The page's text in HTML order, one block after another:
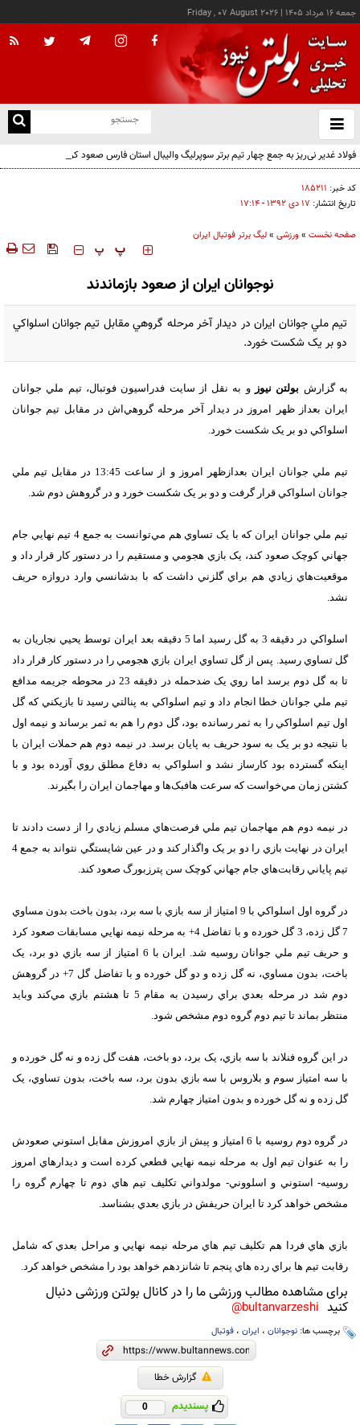
جمعه ۱۶ مرداد ۱۴۰۵ |
Friday , 07 August 2026
باز
و
فولاد غدیر نی‌ریز به جمع چهار تیم برتر سوپرلیگ والیبال استان فارس صعود کرد
کد خبر: ۱۸۵۲۱۱
تاریخ انتشار: ۱۷ دی ۱۳۹۲ - ۱۷:۱۴
صفحه نخست »ورزشی »لیگ برتر فوتبال ایران
‍‍‍ پ پ
نوجوانان ايران از صعود بازماندند
تيم ملي جوانان ايران در ديدار آخر مرحله گروهي مقابل تيم جوانان اسلواکي
دو بر يک شکست خورد.
به گزارش بولتن نیوز و به نقل از سايت فدراسيون فوتبال، تيم ملي جوانان
ايران بعداز ظهر امروز در ديدار آخر مرحله گروهي‌اش در مقابل تيم جوانان
اسلواکي دو بر يک شکست خورد.
تيم ملي جوانان ايران بعدازظهر امروز و از ساعت 13:45 در مقابل تيم ملي
جوانان اسلواکي قرار گرفت و دو بر يک شکست خورد و در گروهش دوم شد.
تيم ملي جوانان ايران که با يک تساوي هم مي‌توانست به جمع 4 تيم نهايي جام
جهاني کوچک صعود کند، يک بازي هجومي و مستقيم را در دستور کار قرار داد و
موقعيت‌هاي زيادي هم براي گلزني داشت که با بدشانسي وارد دروازه حريف
نشد.
اسلواکي در دقيقه 3 به گل رسيد اما 5 دقيقه بعد ايران توسط يحيي نجاريان به
گل تساوي رسيد. پس از گل تساوي ايران بازي هجومي را در دستور کار قرار داد
تا به گل دوم برسد اما روي يک ضدحمله در دقيقه 23 در محوطه جريمه مدافع
تيم ملي جوانان خطا انجام داد و تيم اسلواکي به پنالتي رسيد تا بازيکني که گل
اول تيم اسلواکي را به ثمر رسانده بود، گل دوم را هم به ثمر برساند و نيمه اول
با نتيجه دو بر يک به سود حريف به پايان برسد. در نيمه دوم هم حملات ايران با
اينکه گسترده بود کارساز نشد و اسلواکي به دفاع مطلق روي آورده بود و با
کشتن زمان مي‌خواست که سرعت هافبک‌ها و مهاجمان ايران را بگيرند.
در نيمه دوم هم مهاجمان تيم ملي فرصت‌هاي مسلم زيادي را از دست دادند تا
ايران در نهايت بازي را دو بر يک واگذار کند و در عين شايستگي نتواند به جمع 4
تيم پاياني رقابت‌هاي جام جهاني کوچک سن پترزبورگ صعود کند.
در گروه اول اسلواکي با 9 امتياز از سه بازي با سه برد، بدون باخت بدون مساوي
7 گل زده، 3 گل خورده و با تفاضل 4+ به مرحله نيمه نهايي مسابقات صعود کرد
و حريف تيم ملي جوانان روسيه شد. ايران با 6 امتياز از سه بازي دو برد، يک
باخت، بدون مساوي، نه گل زده و دو گل خورده و با تفاضل گل 7+ در گروهش
دوم شد در مرحله بعدي براي رسيدن به مقام 5 تا هشتم بازي مي‌کند وبايد
منتظر بماند تا تيم دوم گروه دوم مشخص شود.
در اين گروه فنلاند با سه بازي، يک برد، دو باخت، هفت گل زده و نه گل خورده و
با سه امتياز سوم و بلاروس با سه بازي بدون برد، سه باخت، بدون تساوي، يک
گل زده و نه گل خورده و بدون امتياز چهارم شد.
در گروه دوم روسيه با 6 امتياز و پيش از بازي امروزش مقابل استوني صعودش
را به عنوان تيم اول به مرحله نيمه نهايي قطعي کرده است و ديدارهاي امروز
روسيه- استوني و اسلووني- مولدواني تکليف تيم هاي دوم تا چهارم گروه را
مشخص خواهد کرد تا ايران حريفش در بازي بعدي بشناسد.
بازي هاي فردا هم تکليف تيم هاي مرحله نيمه نهايي و مراحل بعدي که شامل
رقابت تيم ها براي رده هاي پنجم تا شانزدهم خواهد بود را مشخص خواهد کرد.
برای مشاهده مطالب ورزشی ما را در کانال بولتن ورزشی دنبال
کنید bultanvarzeshi@
برچسب ها: نوجوانان ، ایران ، فوتبال
گزارش خطا
پسندیدم 0